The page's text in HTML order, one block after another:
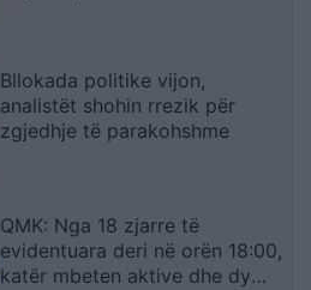
Bllokada politike vijon,
analistët shohin rrezik për
zgjedhje të parakohshme
QMK: Nga 18 zjarre të
evidentuara deri në orën 18:00,
katër mbeten aktive dhe dy